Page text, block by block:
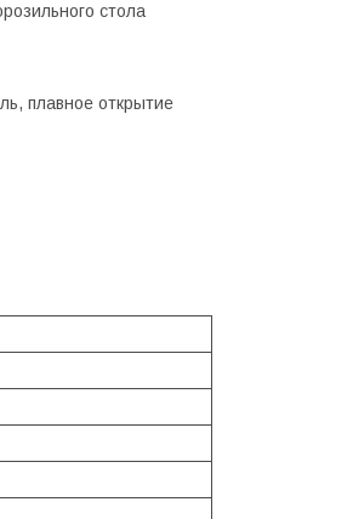
стола
плавное открытие